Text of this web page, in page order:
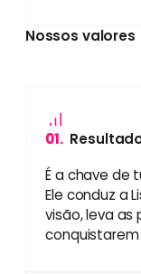
Nossos valores
01.
É a chave de
Ele conduz a
visão, leva as
conquistarem